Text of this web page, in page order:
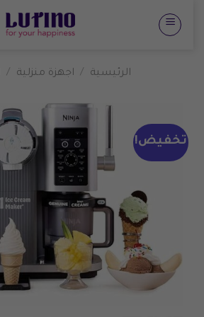
للمحتوى
الرئيسية / اجهزة منزلية /
تخفيض!